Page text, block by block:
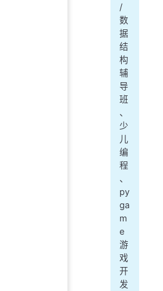
/
数
据
结
构
辅
导
班
、
少
儿
编
程
、
py
ga
m
e
游
戏
开
发